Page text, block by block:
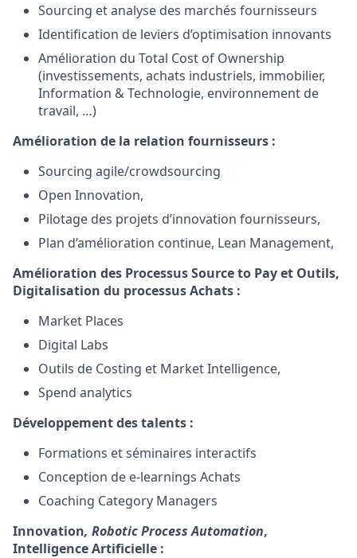
Sourcing et analyse des marchés fournisseurs
Identification de leviers d’optimisation innovants
Amélioration du Total Cost of Ownership
(investissements, achats industriels, immobilier,
Information & Technologie, environnement de
travail, …)
Amélioration de la relation fournisseurs :
Sourcing agile/crowdsourcing
Open Innovation,
Pilotage des projets d’innovation fournisseurs,
Plan d’amélioration continue, Lean Management,
Amélioration des Processus Source to Pay et Outils,
Digitalisation du processus Achats :
Market Places
Digital Labs
Outils de Costing et Market Intelligence,
Spend analytics
Développement des talents :
Formations et séminaires interactifs
Conception de e-learnings Achats
Coaching Category Managers
Innovation, Robotic Process Automation,
Intelligence Artificielle :